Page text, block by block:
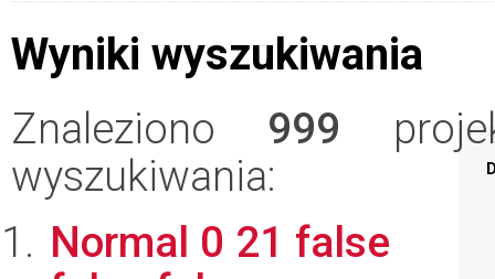
Wyniki wyszukiwania
Znaleziono 999
wyszukiwania:
Normal 0 21 false